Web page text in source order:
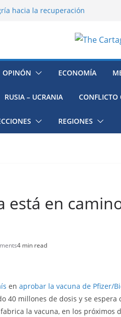
hacia la recuperación
y su región finalmente
OPINÓN ECONOMÍA
RUSIA – UCRANIA CONFLICTO
REGIONES
está en
4 min read
en aprobar la vacuna de Pfizer/
40 millones de dosis y se
la vacuna, en los próximos